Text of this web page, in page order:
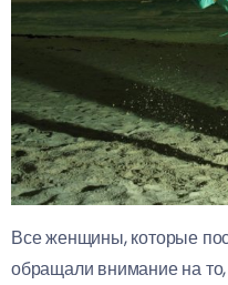
Все женщины, которые
обращали внимание на то,